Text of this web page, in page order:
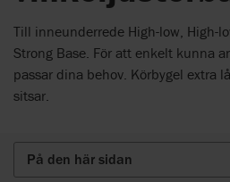
Till inneunderrede High-low, High-
Strong Base. För att enkelt kunna
passar dina behov. Körbygel extra
sitsar.
På den här sidan